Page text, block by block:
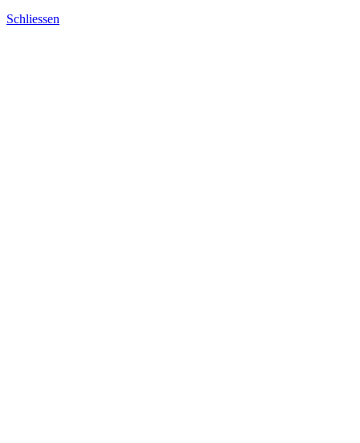
Schliessen